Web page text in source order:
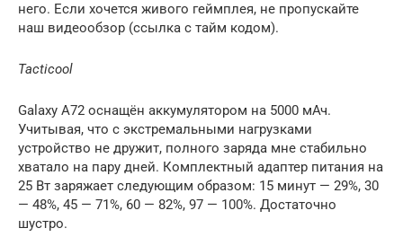
него. Если хочется живого геймплея, не пропускайте
наш видеообзор (ссылка с тайм кодом).
Tacticool
Galaxy A72 оснащён аккумулятором на 5000 мАч.
Учитывая, что с экстремальными нагрузками
устройство не дружит, полного заряда мне стабильно
хватало на пару дней. Комплектный адаптер питания на
25 Вт заряжает следующим образом: 15 минут — 29%, 30
— 48%, 45 — 71%, 60 — 82%, 97 — 100%. Достаточно
шустро.